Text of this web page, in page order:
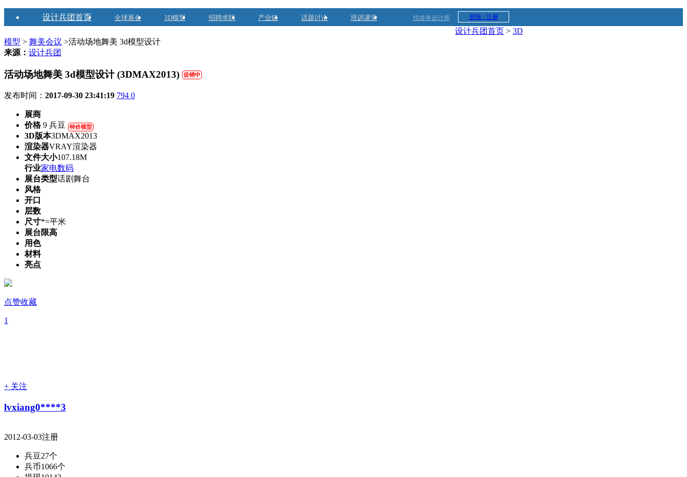
设计兵团首页 全球展会 3D模型 招聘求职 产业链 话题讨论 培训课堂 找接单设计师 登陆 / 注册
设计兵团首页 > 3D
模型 > 舞美会议 >活动场地舞美 3d模型设计
来源： 设计兵团
活动场地舞美 3d模型设计 (3DMAX2013) 促销中
发布时间： 2017-09-30 23:41:19 794 0
展商
价格9 兵豆 特价模型
3D版本3DMAX2013
渲染器VRAY渲染器
文件大小107.18M
行业家电数码
展台类型话剧舞台
风格
开口
层数
尺寸*=平米
展台限高
用色
材料
亮点
点赞收藏
1
+ 关注
lvxiang0****3
2012-03-03注册
兵豆27个
兵币1066个